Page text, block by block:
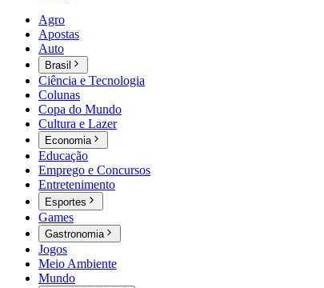
Agro
Apostas
Auto
Brasil
Ciência e Tecnologia
Colunas
Copa do Mundo
Cultura e Lazer
Economia
Educação
Emprego e Concursos
Entretenimento
Esportes
Games
Gastronomia
Jogos
Meio Ambiente
Mundo